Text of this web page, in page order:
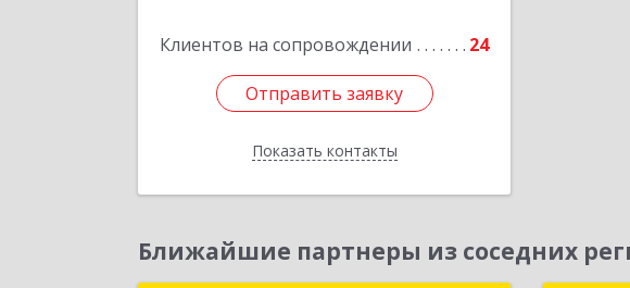
Клиентов на сопровождении 24
Отправить заявку
Показать контакты
Отправить заявку
Назад
Ближайшие партнеры из соседних